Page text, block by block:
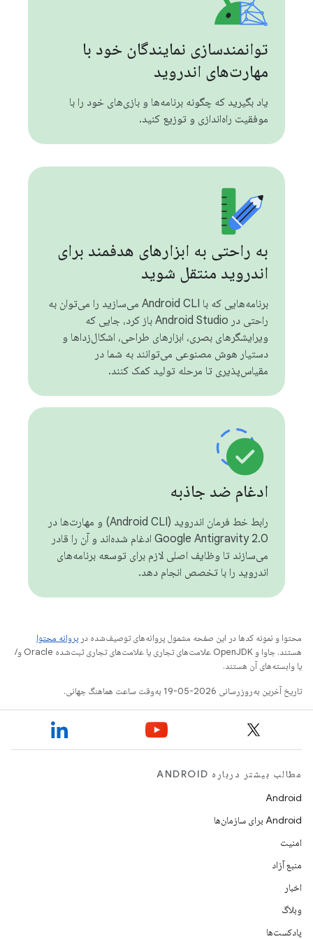
توانمندسازی نمایندگان خود با
مهارت‌های اندروید
یاد بگیرید که چگونه برنامه‌ها و بازی‌های خود را با
موفقیت راه‌اندازی و توزیع کنید.
به راحتی به ابزارهای هدفمند برای
اندروید منتقل شوید
برنامه‌هایی که با Android CLI می‌سازید را می‌توان به
راحتی در Android Studio باز کرد، جایی که
ویرایشگرهای بصری، ابزارهای طراحی، اشکال‌زداها و
دستیار هوش مصنوعی می‌توانند به شما در
مقیاس‌پذیری تا مرحله تولید کمک کنند.
ادغام ضد جاذبه
رابط خط فرمان اندروید (Android CLI) و مهارت‌ها در
Google Antigravity 2.0 ادغام شده‌اند و آن را قادر
می‌سازند تا وظایف اصلی لازم برای توسعه برنامه‌های
اندروید را با تخصص انجام دهد.
محتوا و نمونه کدها در این صفحه مشمول پروانه‌های توصیف‌شده در پروانه محتوا
هستند. جاوا و OpenJDK علامت‌های تجاری یا علامت‌های تجاری ثبت‌شده Oracle و/
یا وابسته‌های آن هستند.
تاریخ آخرین به‌روزرسانی 2026-05-19 به‌وقت ساعت هماهنگ جهانی.
مطالب بیشتر درباره ANDROID
Android
Android برای سازمان‌ها
امنیت
منبع آزاد
اخبار
وبلاگ
پادکست‌ها